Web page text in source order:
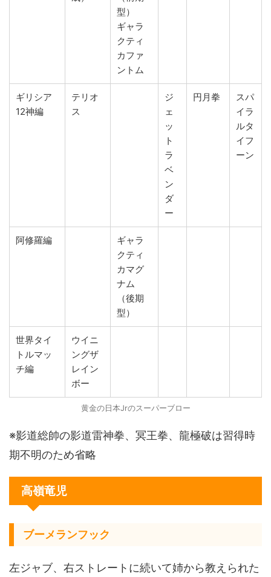
型）
ギャラ
クティ
カファ
ントム
ギリシア
12神編
テリオ
ス
ジ
ェ
ッ
ト
ラ
ベ
ン
ダ
ー
円月拳
スパ
イラ
ルタ
イフ
ーン
阿修羅編
ギャラ
クティ
カマグ
ナム
（後期
型）
世界タイ
トルマッ
チ編
ウイニ
ングザ
レイン
ボー
黄金の日本Jrのスーパーブロー
※影道総帥の影道雷神拳、冥王拳、龍極破は習得時
期不明のため省略
高嶺竜児
ブーメランフック
左ジャブ、右ストレートに続いて姉から教えられた